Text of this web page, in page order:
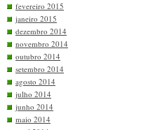
fevereiro 2015
janeiro 2015
dezembro 2014
novembro 2014
outubro 2014
setembro 2014
agosto 2014
julho 2014
junho 2014
maio 2014